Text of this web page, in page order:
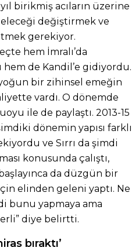
birikmiş acıların üzerine
değiştirmek ve
gerekiyor.
hem İmralı’da
de Kandil’e gidiyordu.
bir zihinsel emeğin
vardı. O dönemde
ile de paylaştı. 2013-15
dönemin yapısı farklı
ve Sırrı da şimdi
konusunda çalıştı,
da düzgün bir
elinden geleni yaptı. Ne
bunu yapmaya ama
diye belirtti.
bıraktı’